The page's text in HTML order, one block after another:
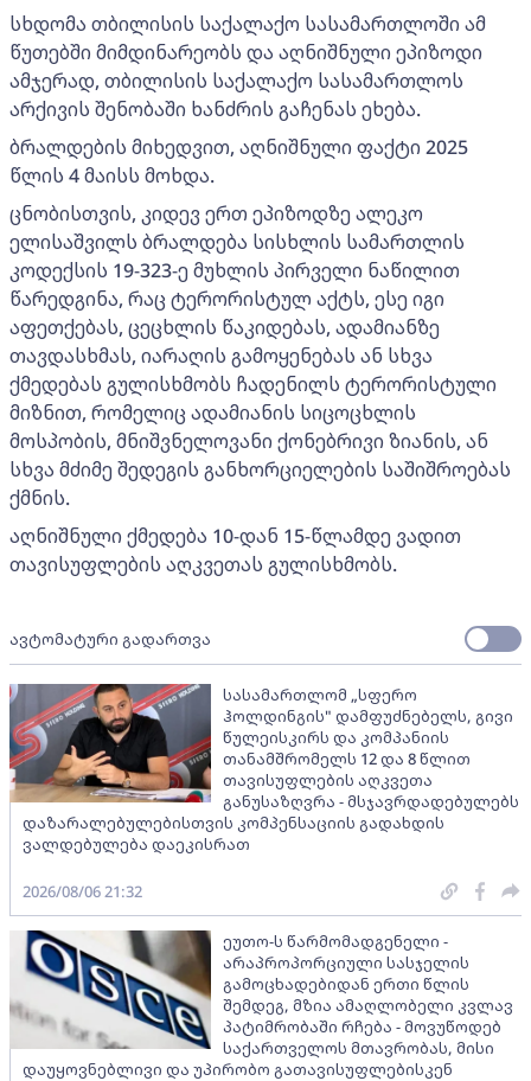
სხდომა თბილისის საქალაქო სასამართლოში ამ
წუთებში მიმდინარეობს და აღნიშნული ეპიზოდი
ამჯერად, თბილისის საქალაქო სასამართლოს
არქივის შენობაში ხანძრის გაჩენას ეხება.
ბრალდების მიხედვით, აღნიშნული ფაქტი 2025
წლის 4 მაისს მოხდა.
ცნობისთვის, კიდევ ერთ ეპიზოდზე ალეკო
ელისაშვილს ბრალდება სისხლის სამართლის
კოდექსის 19-323-ე მუხლის პირველი ნაწილით
წარედგინა, რაც ტერორისტულ აქტს, ესე იგი
აფეთქებას, ცეცხლის წაკიდებას, ადამიანზე
თავდასხმას, იარაღის გამოყენებას ან სხვა
ქმედებას გულისხმობს ჩადენილს ტერორისტული
მიზნით, რომელიც ადამიანის სიცოცხლის
მოსპობის, მნიშვნელოვანი ქონებრივი ზიანის, ან
სხვა მძიმე შედეგის განხორციელების საშიშროებას
ქმნის.
აღნიშნული ქმედება 10-დან 15-წლამდე ვადით
თავისუფლების აღკვეთას გულისხმობს.
ავტომატური გადართვა
სასამართლომ „სფერო
ჰოლდინგის" დამფუძნებელს, გივი
წულეისკირს და კომპანიის
თანამშრომელს 12 და 8 წლით
თავისუფლების აღკვეთა
განუსაზღვრა - მსჯავრდადებულებს
დაზარალებულებისთვის კომპენსაციის გადახდის
ვალდებულება დაეკისრათ
2026/08/06 21:32
ეუთო-ს წარმომადგენელი -
არაპროპორციული სასჯელის
გამოცხადებიდან ერთი წლის
შემდეგ, მზია ამაღლობელი კვლავ
პატიმრობაში რჩება - მოვუწოდებ
საქართველოს მთავრობას, მისი
დაუყოვნებლივი და უპირობო გათავისუფლებისკენ